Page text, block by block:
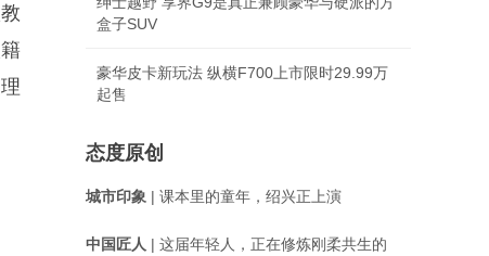
盒子SUV
豪华皮卡新玩法 纵横F700上市限时29.99万
起售
态度原创
城市印象 | 课本里的童年，绍兴正上演
中国匠人 | 这届年轻人，正在修炼刚柔共生的